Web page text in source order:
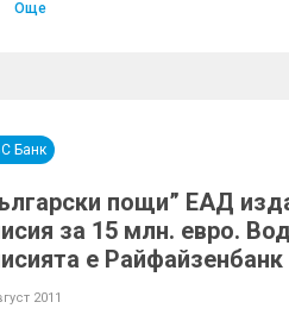
Още
Банк
пощи” ЕАД
за 15 млн. евро.
е Райфайзенбанк
2011